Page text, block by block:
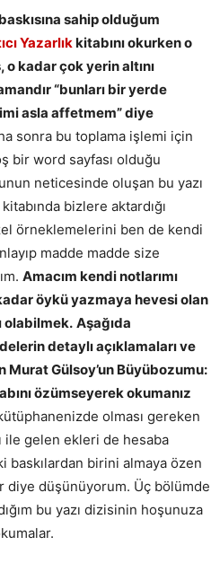
baskısına sahip olduğum
Yazarlıkkitabını okurken o
o kadar çok yerin altını
“bunları bir yerde
asla affetmem” diye
sonra bu toplama işlemi için
bir word sayfası olduğu
neticesinde oluşan bu yazı
bizlere aktardığı
örneklemelerini ben de kendi
madde madde size
Amacım kendi notlarımı
öykü yazmaya hevesi olan
olabilmek. Aşağıda
detaylı açıklamaları ve
Murat Gülsoy’un Büyübozumu:
özümseyerek okumanız
olması gereken
ile gelen ekleri de hesaba
baskılardan birini almaya özen
düşünüyorum. Üç bölümde
bu yazı dizisinin hoşunuza